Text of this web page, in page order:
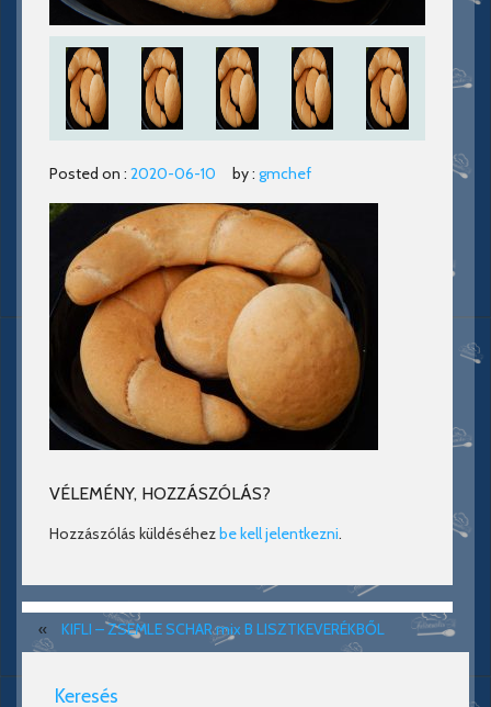
Posted on : 2020-06-10 by : gmchef
VÉLEMÉNY, HOZZÁSZÓLÁS?
Hozzászólás küldéséhezbe kell jelentkezni.
« KIFLI – ZSEMLE SCHAR mix B LISZTKEVERÉKBŐL
Keresés